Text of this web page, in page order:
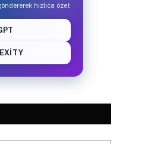
hızlıca özet